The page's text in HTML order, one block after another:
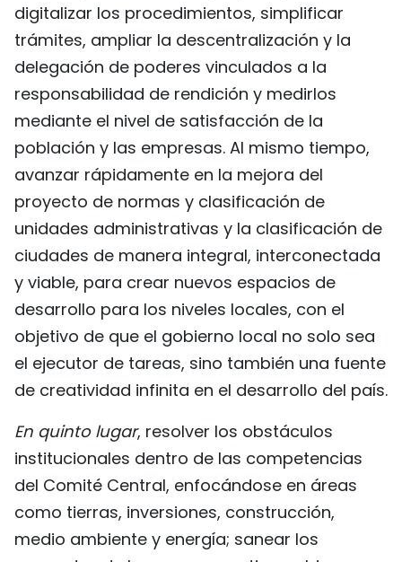
digitalizar los procedimientos, simplificar
trámites, ampliar la descentralización y la
delegación de poderes vinculados a la
responsabilidad de rendición y medirlos
mediante el nivel de satisfacción de la
población y las empresas. Al mismo tiempo,
avanzar rápidamente en la mejora del
proyecto de normas y clasificación de
unidades administrativas y la clasificación de
ciudades de manera integral, interconectada
y viable, para crear nuevos espacios de
desarrollo para los niveles locales, con el
objetivo de que el gobierno local no solo sea
el ejecutor de tareas, sino también una fuente
de creatividad infinita en el desarrollo del país.
En quinto lugar, resolver los obstáculos
institucionales dentro de las competencias
del Comité Central, enfocándose en áreas
como tierras, inversiones, construcción,
medio ambiente y energía; sanear los